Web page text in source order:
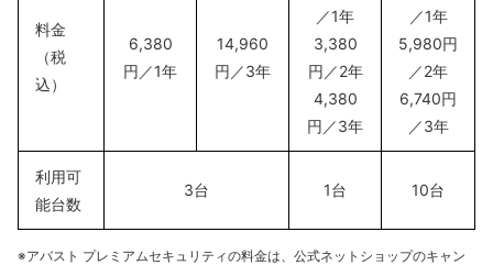
料金
（税
込）
6,380
円／1年
14,960
円／3年
／1年
3,380
円／2年
4,380
円／3年
／1年
5,980円
／2年
6,740円
／3年
利用可
能台数
3台 1台 10台
※アバスト プレミアムセキュリティの料金は、公式ネットショップのキャン